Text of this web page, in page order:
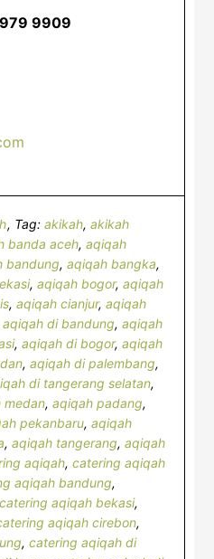
9909
Tag:akikah,akikah
banda aceh,aqiqah
bandung,aqiqah bangka,
,aqiqah bogor,aqiqah
,aqiqah cianjur,aqiqah
aqiqah di bandung,aqiqah
,aqiqah di bogor,aqiqah
,aqiqah di palembang,
di tangerang selatan,
medan,aqiqah padang,
pekanbaru,aqiqah
,aqiqah tangerang,aqiqah
aqiqah,catering aqiqah
aqiqah bandung,
catering aqiqah bekasi,
aqiqah cirebon,
,catering aqiqah di